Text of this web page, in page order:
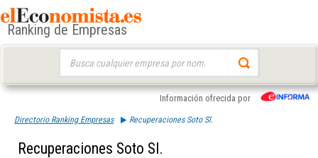
Ranking de Empresas
Información ofrecida por
Directorio Ranking Empresas Recuperaciones Soto Sl.
Recuperaciones Soto Sl.